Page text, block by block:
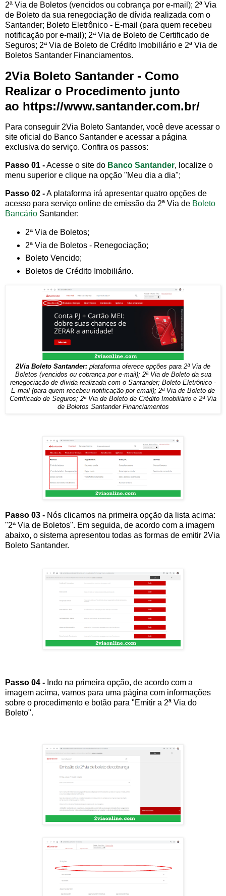
2ª Via de Boletos (vencidos ou cobrança por e-mail); 2ª Via
de Boleto da sua renegociação de dívida realizada com o
Santander; Boleto Eletrônico - E-mail (para quem recebeu
notificação por e-mail); 2ª Via de Boleto de Certificado de
Seguros; 2ª Via de Boleto de Crédito Imobiliário e 2ª Via de
Boletos Santander Financiamentos.
2Via Boleto Santander - Como
Realizar o Procedimento junto
ao https://www.santander.com.br/
Para conseguir 2Via Boleto Santander, você deve acessar o
site oficial do Banco Santander e acessar a página
exclusiva do serviço. Confira os passos:
Passo 01 -Acesse o site do Banco Santander, localize o
menu superior e clique na opção "Meu dia a dia";
Passo 02 -A plataforma irá apresentar quatro opções de
acesso para serviço online de emissão da 2ª Via de Boleto
Bancário Santander:
2ª Via de Boletos;
2ª Via de Boletos - Renegociação;
Boleto Vencido;
Boletos de Crédito Imobiliário.
2Via Boleto Santander: plataforma oferece opções para 2ª Via de
Boletos (vencidos ou cobrança por e-mail); 2ª Via de Boleto da sua
renegociação de dívida realizada com o Santander; Boleto Eletrônico -
E-mail (para quem recebeu notificação por email); 2ª Via de Boleto de
Certificado de Seguros; 2ª Via de Boleto de Crédito Imobiliário e 2ª Via
de Boletos Santander Financiamentos
Passo 03 - Nós clicamos na primeira opção da lista acima:
"2ª Via de Boletos". Em seguida, de acordo com a imagem
abaixo, o sistema apresentou todas as formas de emitir 2Via
Boleto Santander.
Passo 04 - Indo na primeira opção, de acordo com a
imagem acima, vamos para uma página com informações
sobre o procedimento e botão para "Emitir a 2ª Via do
Boleto".